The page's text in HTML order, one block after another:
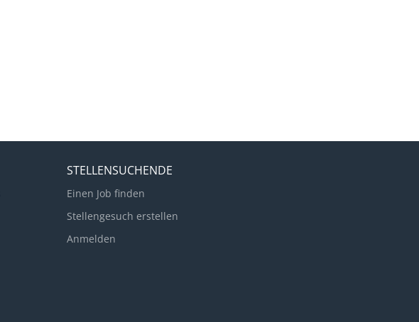
STELLENSUCHENDE
Einen Job finden
Stellengesuch erstellen
Anmelden